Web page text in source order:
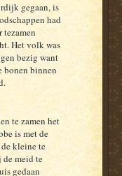
gegaan, is
had
tezamen
Het volk was
bezig want
bonen binnen
te zamen het
is met de
de kleine te
de meid te
gedaan